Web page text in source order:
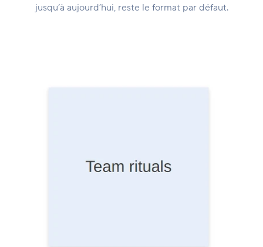
jusqu’à aujourd’hui, reste le format par défaut.